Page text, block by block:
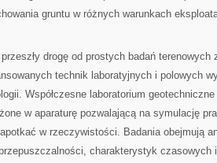
gruntu w różnych warunkach
drogę od prostych badań
technik laboratyjnych i polowych
Współczesne laboratorium
w aparaturę pozwalającą na symulację
w rzeczywistości. Badania obejmują
charakterystyk czasowych